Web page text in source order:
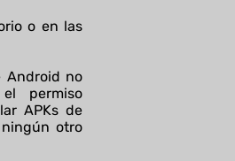
o en las
Android no
permiso
APKs de
otro